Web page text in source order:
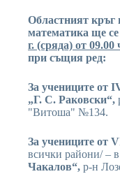
Областният кръг
математика ще се
г. (сряда) от 09.00
при същия ред:
За учениците от
„Г. С. Раковски“,
"Витоша" №134.
За учениците от
всички райони/ – в
Чакалов“, р-н